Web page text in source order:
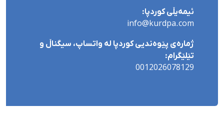
ئیمەیڵی کوردپا:
info@kurdpa.com
ژمارەی پێوەندیی کوردپا لە واتساپ، سیگناڵ و
تێلێگرام:
0012026078129